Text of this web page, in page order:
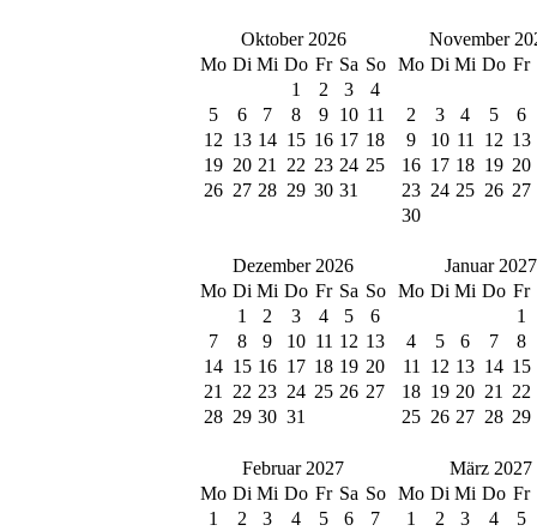
Oktober 2026
Mo Di Mi Do Fr Sa So
1
2 3
4
5
6 7 8 9 10 11
12 13 14 15 16 17 18
19 20 21 22 23 24 25
26 27 28 29 30 31
November
Mo Di Mi Do Fr
2 3 4 5
6
9
10 11 12 13
16 17 18 19 20
23 24 25 26 27
30
Dezember 2026
Mo Di Mi Do Fr Sa So
1
2 3 4 5
6
7
8 9 10 11 12 13
14 15 16 17 18 19 20
21
22 23 24 25 26 27
28 29 30 31
Januar 2027
Mo Di Mi Do Fr
1
4
5 6 7
8
11
12 13 14 15
18 19 20 21
22
25 26 27 28 29
Februar 2027
Mo Di Mi Do Fr Sa So
1
2 3 4 5 6
7
März 2027
Mo Di Mi Do Fr
1
2 3 4
5